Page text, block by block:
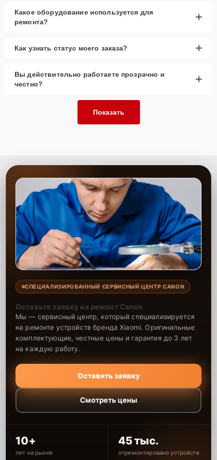
Какое оборудование используется для
ремонта?
+
Как узнать статус моего заказа? +
Вы действительно работаете прозрачно и
честно?
+
Показать
СПЕЦИАЛИЗИРОВАННЫЙ СЕРВИСНЫЙ ЦЕНТР CANON
Оставьте заявку на ремонт Canon
Мы — сервисный центр, который специализируется
на ремонте устройств бренда Xiaomi. Оригинальные
комплектующие, честные цены и гарантия до 3 лет
на каждую работу.
Оставить заявку
Смотреть цены
10+
лет на рынке
45 тыс.
отремонтировано устройств